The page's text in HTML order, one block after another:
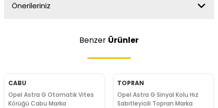
Önerileriniz
Benzer Ürünler
CABU
Opel Astra G Otomatik Vites
Körüğü Cabu Marka
TOPRAN
Opel Astra G Sinyal Kolu Hız
Sabitleyicili Topran Marka